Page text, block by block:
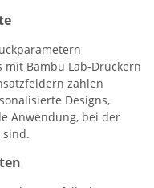
Bambu Lab-Druckern
zählen
Designs,
Anwendung, bei der
sind.